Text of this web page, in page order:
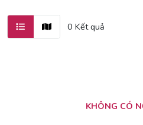
0 Kết quả
KHÔNG CÓ